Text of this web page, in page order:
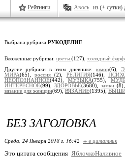
Рейтинги Авось из (+ сутки)
Выбрана рубрика РУКОДЕЛИЕ
Вложенные рубрики: цветы (127), холодный
Другие рубрики в этом дневнике: юмор(6),
МИРА(65),россия(2), РЕЛИГИЯ(146),
НЕОПОЗНАННОЕ(442),МУЗЫКА(755),
ИНТЕРЕСНОЕ(99), ЗДОРОВЬЕ(3680), замки (8),
вязание для женщин(69), ВЯЗАНИЕ(1395),
БЕЗ ЗАГОЛОВКА
Среда, 24 Января 2018 г. 16:42 + в цитатник
Это цитата сообщения ЯблочкоНаливное